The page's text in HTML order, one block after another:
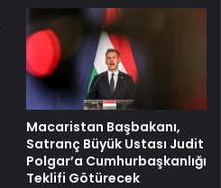
Macaristan Başbakanı,
Satranç Büyük Ustası Judit
Polgar’a Cumhurbaşkanlığı
Teklifi Götürecek